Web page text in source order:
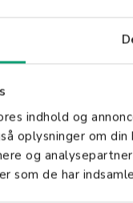
indhold og
oplysninger om
og
som de har